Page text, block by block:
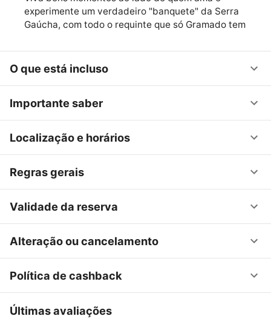
experimente um verdadeiro "banquete" da Serra
Gaúcha, com todo o requinte que só Gramado tem
O que está incluso
Importante saber
Localização e horários
Regras gerais
Validade da reserva
Alteração ou cancelamento
Política de cashback
Últimas avaliações